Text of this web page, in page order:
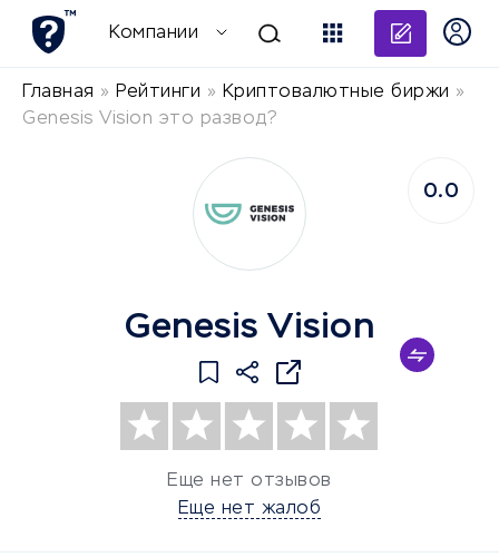
Компании
Главная » Рейтинги » Криптовалютные биржи »
Genesis Vision это развод?
Genesis Vision
Еще нет отзывов
Еще нет жалоб
0.0